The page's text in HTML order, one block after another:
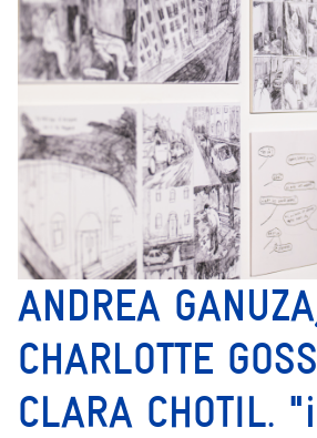
ANDREA
CHARLOTTE
CLARA CHOTIL.